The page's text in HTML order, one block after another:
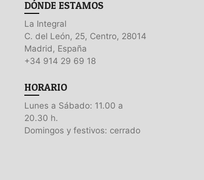
DÓNDE ESTAMOS
La Integral
C. del León, 25, Centro, 28014
Madrid, España
+34 914 29 69 18
HORARIO
Lunes a Sábado: 11.00 a
20.30 h.
Domingos y festivos: cerrado